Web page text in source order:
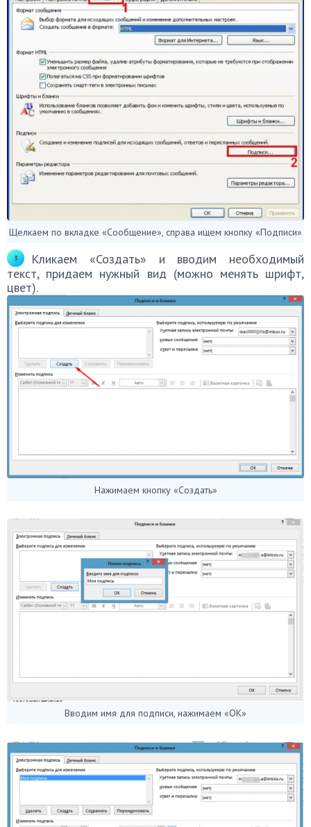
Щелкаем по вкладке «Сообщение», справа ищем кнопку «Подписи»
Кликаем «Создать» и вводим необходимый
текст, придаем нужный вид (можно менять шрифт,
цвет).
Нажимаем кнопку «Создать»
Вводим имя для подписи, нажимаем «ОК»